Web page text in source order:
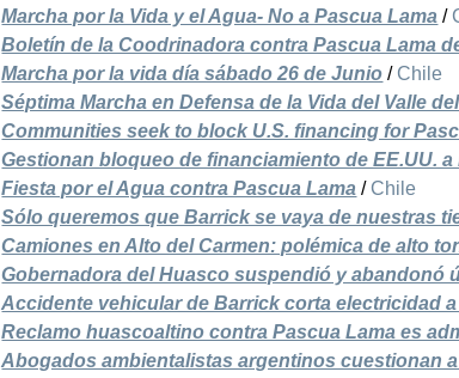
Marcha por la Vida y el Agua- No a Pascua Lama /
Boletín de la Coodrinadora contra Pascua Lama
Marcha por la vida día sábado 26 de Junio / Chile
Séptima Marcha en Defensa de la Vida del Valle
Communities seek to block U.S. financing for
Gestionan bloqueo de financiamiento de EE.UU. a
Fiesta por el Agua contra Pascua Lama / Chile
Sólo queremos que Barrick se vaya de nuestras
Camiones en Alto del Carmen: polémica de alto
Gobernadora del Huasco suspendió y abandonó
Accidente vehicular de Barrick corta electricidad
Reclamo huascoaltino contra Pascua Lama es
Abogados ambientalistas argentinos cuestionan